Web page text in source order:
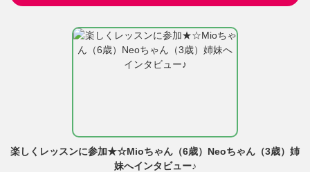
楽しくレッスンに参加★☆Mioちゃん（6歳）Neoちゃん（3歳）姉
妹へインタビュー♪